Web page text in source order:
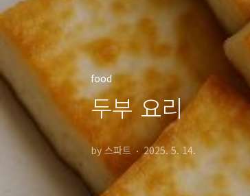
food
두부 요리
by 스파트 2025. 5. 14.